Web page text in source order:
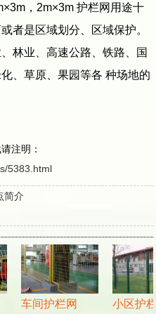
，2m×3m 护栏网用途十
者是区域划分、区域保护。
林业、高速公路、铁路、国
、草原、果园等各 种场地的
注明：
5383.html
简介
车间护栏网 小区护